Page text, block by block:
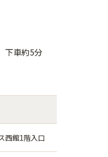
下車約5分
西館1階入口